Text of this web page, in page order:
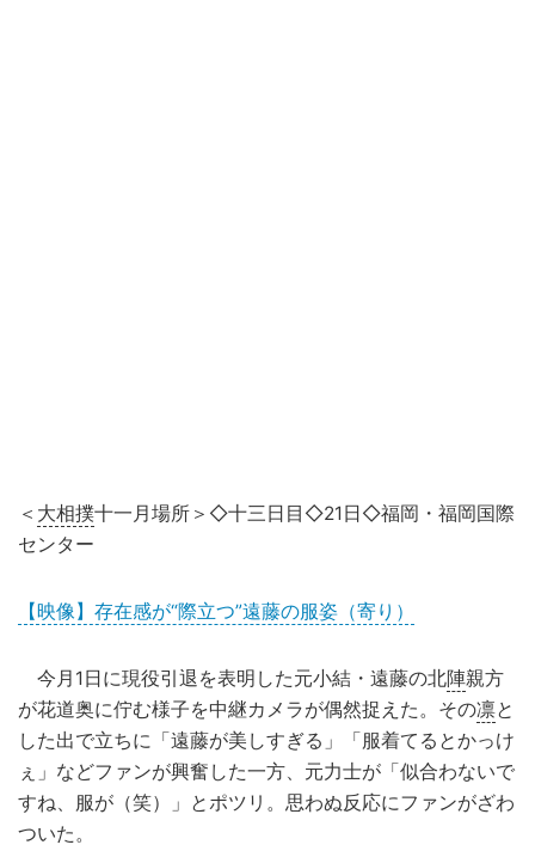
＜ 大相撲十一月場所＞◇十三日目◇21日◇福岡・福岡国際
センター
【映像】存在感が“際立つ”遠藤の服姿（寄り）
今月1日に現役引退を表明した元小結・遠藤の北陣親方
が花道奥に佇む様子を中継カメラが偶然捉えた。その凛と
した出で立ちに「遠藤が美しすぎる」「服着てるとかっけ
ぇ」などファンが興奮した一方、元力士が「似合わないで
すね、服が（笑）」とポツリ。思わぬ反応にファンがざわ
ついた。